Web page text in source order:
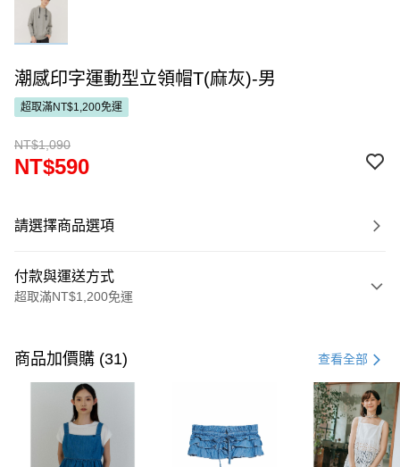
潮感印字運動型立領帽T(麻灰)-男
超取滿NT$1,200免運
NT$1,090
NT$590
請選擇商品選項
付款與運送方式
超取滿NT$1,200免運
信用卡一次付款
超商取貨付款
LINE Pay
Apple Pay
商品加價購 (31) 查看全部